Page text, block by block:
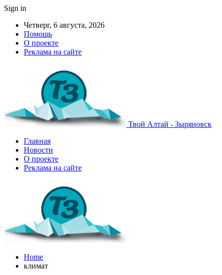
Sign in
Четверг, 6 августа, 2026
Помощь
О проекте
Реклама на сайте
Твой Алтай - Зыряновск
Главная
Новости
О проекте
Реклама на сайте
Home
климат